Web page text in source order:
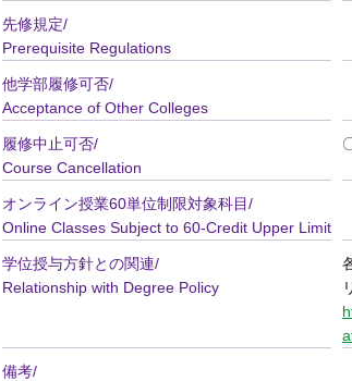
先修規定/
Prerequisite Regulations
他学部履修可否/
Acceptance of Other Colleges
履修中止可否/
Course Cancellation
オンライン授業60単位制限対象科目/
Online Classes Subject to 60-Credit Upper Limit
学位授与方針との関連/
Relationship with Degree Policy
備考/